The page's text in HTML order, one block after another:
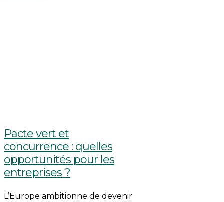
Pacte vert et
concurrence : quelles
opportunités pour les
entreprises ?
L’Europe ambitionne de devenir